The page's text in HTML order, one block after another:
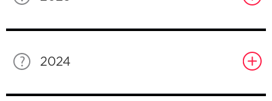
2024